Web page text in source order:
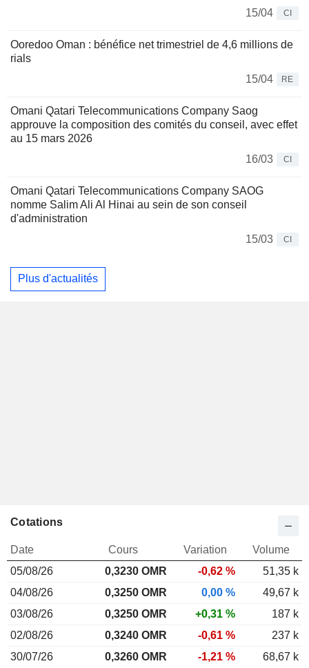
15/04
CI
Ooredoo Oman : bénéfice net trimestriel de 4,6 millions de
rials
15/04
RE
Omani Qatari Telecommunications Company Saog
approuve la composition des comités du conseil, avec effet
au 15 mars 2026
16/03
CI
Omani Qatari Telecommunications Company SAOG
nomme Salim Ali Al Hinai au sein de son conseil
d'administration
15/03
CI
Plus d'actualités
Cotations
Date Cours Variation
Volume
05/08/26
0,3230 OMR -0,62 %
51,35 k
04/08/26
0,3250 OMR 0,00 %
49,67 k
03/08/26
0,3250 OMR +0,31 %
187 k
02/08/26
0,3240 OMR -0,61 %
237 k
30/07/26
0,3260 OMR -1,21 % 68,67 k